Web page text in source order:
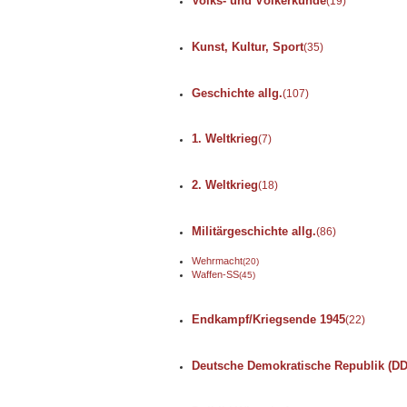
Kunst, Kultur, Sport(35)
Geschichte allg.(107)
1. Weltkrieg(7)
2. Weltkrieg(18)
Militärgeschichte allg.(86)
Wehrmacht(20)
Waffen-SS(45)
Endkampf/Kriegsende 1945(22)
Deutsche Demokratische Republik